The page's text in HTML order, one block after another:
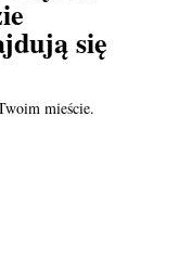
się
mieście.